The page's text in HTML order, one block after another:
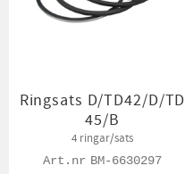
Ringsats D/TD42/D/TD
45/B
4 ringar/sats
BM-6630297